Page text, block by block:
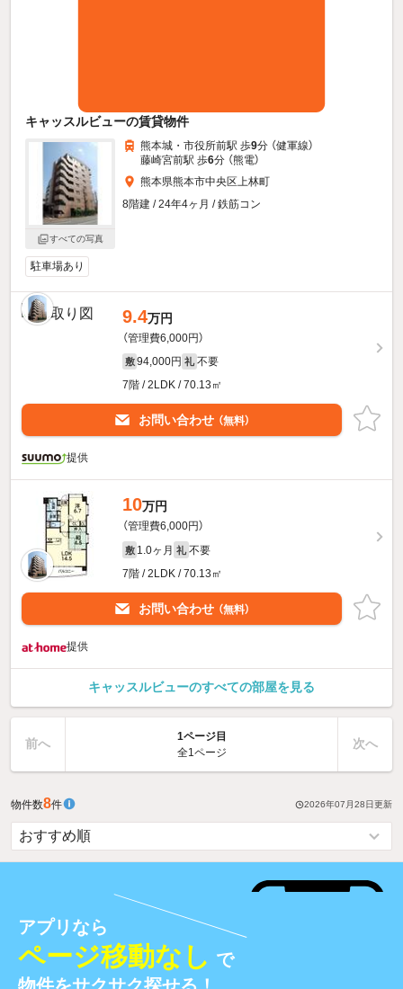
キャッスルビューの賃貸物件
すべての写真
熊本城・市役所前駅 歩9分 （健軍線）
藤崎宮前駅 歩6分 （熊電）
熊本県熊本市中央区上林町
8階建 / 24年4ヶ月 / 鉄筋コン
駐車場あり
9.4万円
（管理費6,000円）
敷 94,000円 礼 不要
7階 / 2LDK / 70.13㎡
お問い合わせ （無料）
提供
10万円
（管理費6,000円）
敷 1.0ヶ月 礼 不要
7階 / 2LDK / 70.13㎡
お問い合わせ （無料）
提供
キャッスルビューのすべての部屋を見る
前へ
1ページ目
全1ページ
次へ
物件数8件 2026年07月28日更新
アプリなら
ページ移動なし で